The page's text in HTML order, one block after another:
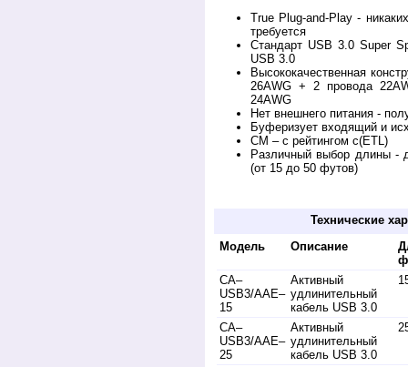
True Plug-and-Play -
требуется
Стандарт USB 3.0 Super
USB 3.0
Высококачественная
26AWG + 2 провода
24AWG
Нет внешнего питания -
Буферизует входящий и
CM – с рейтингом c(ETL)
Различный выбор длины -
(от 15 до 50 футов)
Технические
Модель
Описание
CA–
USB3/AAE–
15
Активный
удлинительный
кабель USB 3.0
CA–
USB3/AAE–
25
Активный
удлинительный
кабель USB 3.0